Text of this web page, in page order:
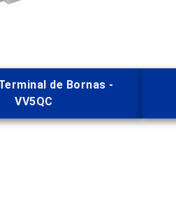
de Bornas -
VV5QC